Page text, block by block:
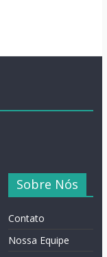
Sobre Nós
Contato
Nossa Equipe